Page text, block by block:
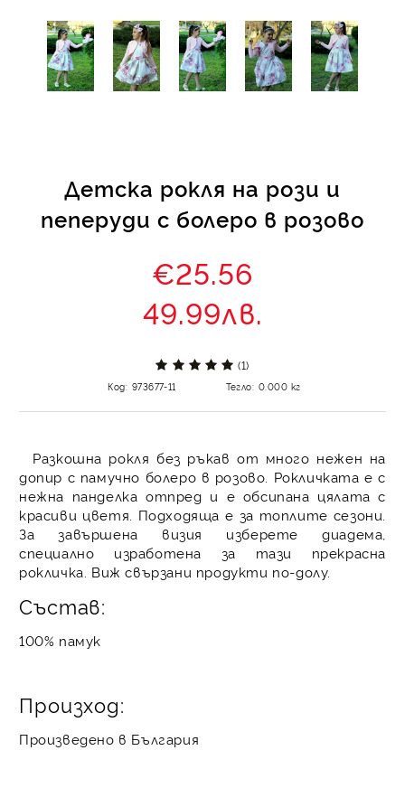
Детска рокля на рози и
пеперуди с болеро в розово
€25.56
49.99лв.
(1)
Код: 973677-11 Тегло: 0.000 кг
Разкошна рокля без ръкав от много нежен на
допир с памучно болеро в розово. Рокличката е с
нежна панделка отпред и е обсипана цялата с
красиви цветя. Подходяща е за топлите сезони.
За завършена визия изберете диадема,
специално изработена за тази прекрасна
рокличка. Виж свързани продукти по-долу.
Състав:
100% памук
Произход:
Произведено в България